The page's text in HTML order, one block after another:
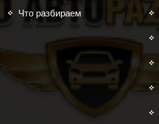
Что разбираем